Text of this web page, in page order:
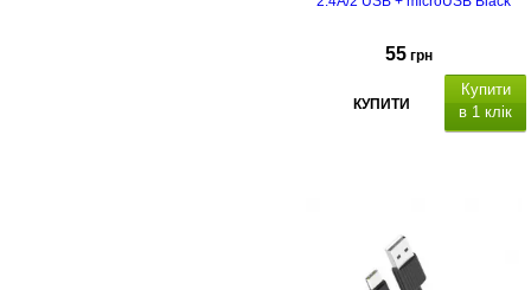
55 грн
КУПИТИ
Купити
в 1 клік